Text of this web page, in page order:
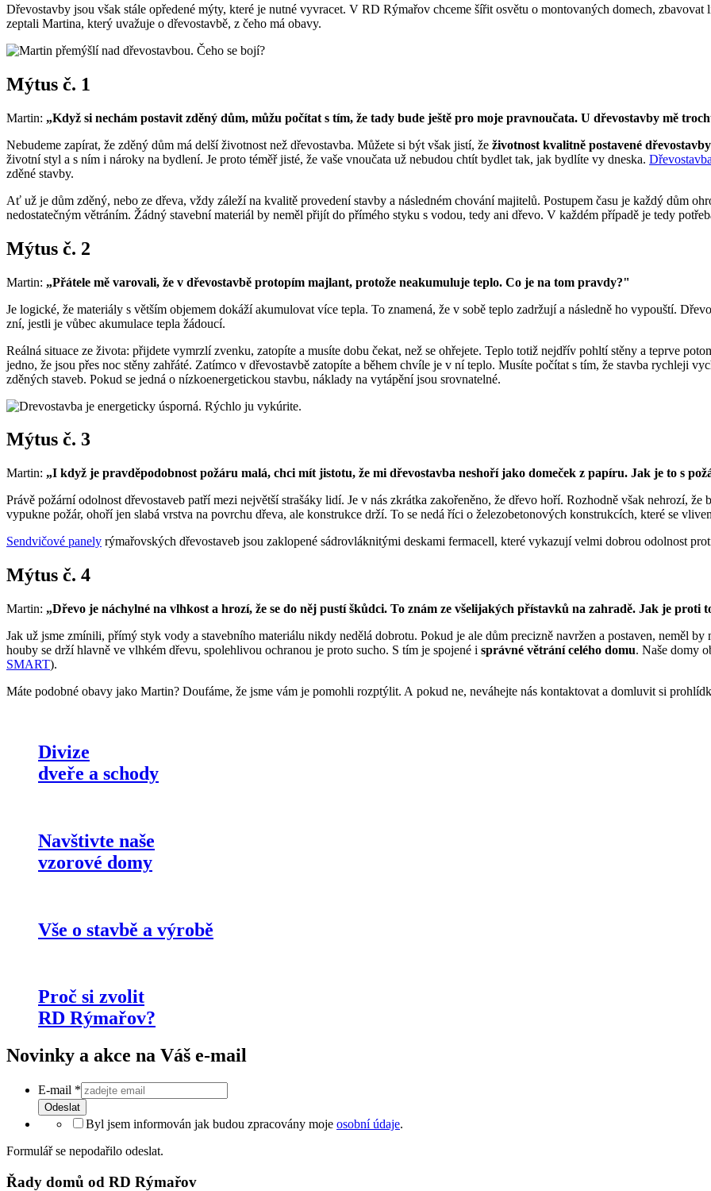
Dřevostavby jsou však stále opředené mýty, které je nutné vyvracet. V RD Rýmařov chceme šířit osvětu o montovaných domech,
zeptali Martina, který uvažuje o dřevostavbě, z čeho má obavy.
Mýtus č. 1
Martin: „Když si nechám postavit zděný dům, můžu počítat s tím, že tady bude ještě pro moje pravnoučata. U dřevostavby mě
Nebudeme zapírat, že zděný dům má delší životnost než dřevostavba. Můžete si být však jistí, že životnost kvalitně postavené
životní styl a s ním i nároky na bydlení. Je proto téměř jisté, že vaše vnoučata už nebudou chtít bydlet tak, jak bydlíte vy dneska. Dřevostavba
zděné stavby.
Ať už je dům zděný, nebo ze dřeva, vždy záleží na kvalitě provedení stavby a následném chování majitelů. Postupem času je každý dům
nedostatečným větráním. Žádný stavební materiál by neměl přijít do přímého styku s vodou, tedy ani dřevo. V každém případě je tedy
Mýtus č. 2
Martin: „Přátele mě varovali, že v dřevostavbě protopím majlant, protože neakumuluje teplo. Co je na tom pravdy?"
Je logické, že materiály s větším objemem dokáží akumulovat více tepla. To znamená, že v sobě teplo zadržují a následně ho vypouští.
zní, jestli je vůbec akumulace tepla žádoucí.
Reálná situace ze života: přijdete vymrzlí zvenku, zatopíte a musíte dobu čekat, než se ohřejete. Teplo totiž nejdřív pohltí stěny a teprve
jedno, že jsou přes noc stěny zahřáté. Zatímco v dřevostavbě zatopíte a během chvíle je v ní teplo. Musíte počítat s tím, že stavba rychleji
zděných staveb. Pokud se jedná o nízkoenergetickou stavbu, náklady na vytápění jsou srovnatelné.
Mýtus č. 3
Martin: „I když je pravděpodobnost požáru malá, chci mít jistotu, že mi dřevostavba neshoří jako domeček z papíru. Jak je to s
Právě požární odolnost dřevostaveb patří mezi největší strašáky lidí. Je v nás zkrátka zakořeněno, že dřevo hoří. Rozhodně však nehrozí,
vypukne požár, ohoří jen slabá vrstva na povrchu dřeva, ale konstrukce drží. To se nedá říci o železobetonových konstrukcích, které se
Sendvičové panely rýmařovských dřevostaveb jsou zaklopené sádrovláknitými deskami fermacell, které vykazují velmi dobrou odolnost
Mýtus č. 4
Martin: „Dřevo je náchylné na vlhkost a hrozí, že se do něj pustí škůdci. To znám ze všelijakých přístavků na zahradě. Jak je proti
Jak už jsme zmínili, přímý styk vody a stavebního materiálu nikdy nedělá dobrotu. Pokud je ale dům precizně navržen a postaven, neměl
houby se drží hlavně ve vlhkém dřevu, spolehlivou ochranou je proto sucho. S tím je spojené i správné větrání celého domu. Naše domy
SMART).
Máte podobné obavy jako Martin? Doufáme, že jsme vám je pomohli rozptýlit. A pokud ne, neváhejte nás kontaktovat a domluvit si
Divize
dveře a schody
Navštivte naše
vzorové domy
Vše o stavbě a výrobě
Proč si zvolit
RD Rýmařov?
Novinky a akce na Váš e-mail
E-mail *
Odeslat
Byl jsem informován jak budou zpracovány moje osobní údaje.
Formulář se nepodařilo odeslat.
Řady domů od RD Rýmařov